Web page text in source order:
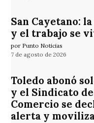
San Cayetano:
y el trabajo se
por Punto Noticias
7 de agosto de 2026
Toledo abonó
y el Sindicato
Comercio se
alerta y